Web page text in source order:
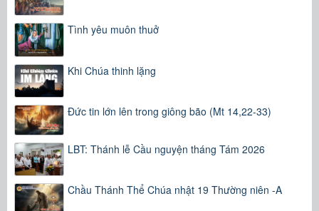
Tình yêu muôn thuở
Khi Chúa thinh lặng
Đức tin lớn lên trong giông bão (Mt 14,22-33)
LBT: Thánh lễ Cầu nguyện tháng Tám 2026
Chầu Thánh Thể Chúa nhật 19 Thường niên -A